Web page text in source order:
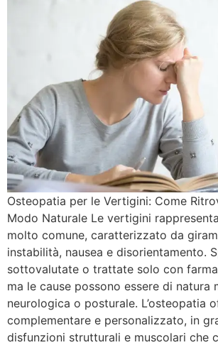
Osteopatia per le Vertigini: Come
Modo Naturale Le vertigini
molto comune, caratterizzato da
instabilità, nausea e disorientamento.
sottovalutate o trattate solo con
ma le cause possono essere di natura
neurologica o posturale. L’osteopatia
complementare e personalizzato, in
disfunzioni strutturali e muscolari che